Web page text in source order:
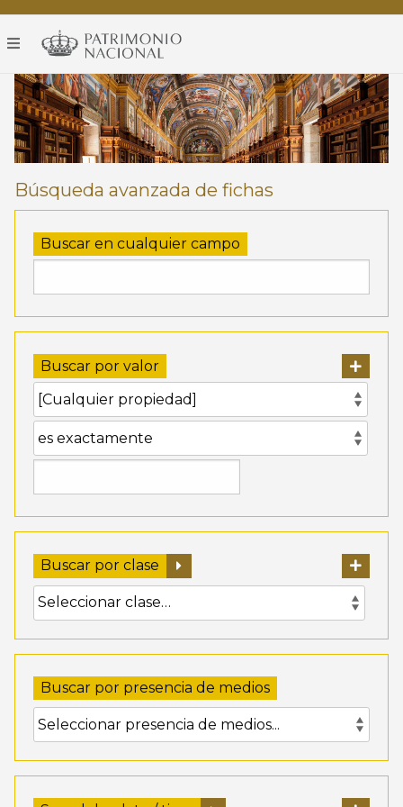
-
Exposición
permanente
Búsqueda avanzada de fichas
Buscar en cualquier campo
Buscar por valor
Buscar por clase
Buscar por presencia de medios